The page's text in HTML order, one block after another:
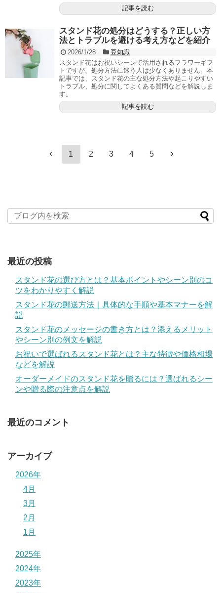
記事を読む
スタンド花の処分はどうする？正しい方
法とトラブルを避ける考え方などを紹介
2026/1/28
豆知識
スタンド花はお祝いシーンで活用されるフラワーギフ
トですが、処分方法に迷う人は少なくありません。本
記事では、スタンド花の主な処分方法や起こりやすい
トラブル、処分に関してよくある質問などを解説しま
す。
記事を読む
1 2 3 4 5
最近の投稿
スタンド花の選び方とは？基本ポイントやシーン別のコ
ツをわかりやすく解説
スタンド花の郵送方法｜具体的な手順や基本マナーを解
説
スタンド花のメッセージの書き方とは？添えるメリット
やシーン別の例文を解説
お祝いで選ばれるスタンド花とは？主な特徴や価格相場
などを解説
オーダーメイドのスタンド花を贈るには？選ばれるシー
ンや贈る際の注意点を解説
最近のコメント
アーカイブ
2026年
4月
3月
2月
1月
2025年
2024年
2023年